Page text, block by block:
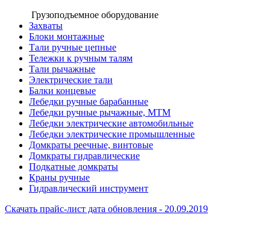
Грузоподъемное оборудование
Захваты
Блоки монтажные
Тали ручные цепные
Тележки к ручным талям
Тали рычажные
Электрические тали
Балки концевые
Лебедки ручные барабанные
Лебедки ручные рычажные, МТМ
Лебедки электрические автомобильные
Лебедки электрические промышленные
Домкраты реечные, винтовые
Домкраты гидравлические
Подкатные домкраты
Краны ручные
Гидравлический инструмент
Скачать прайс-лист дата обновления - 20.09.2019